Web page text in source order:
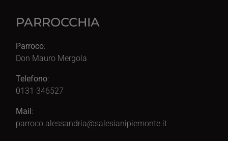
PARROCCHIA
Parroco:
Don Mauro Mergola
Telefono:
0131 346527
Mail:
parroco.alessandria@salesianipiemonte.it